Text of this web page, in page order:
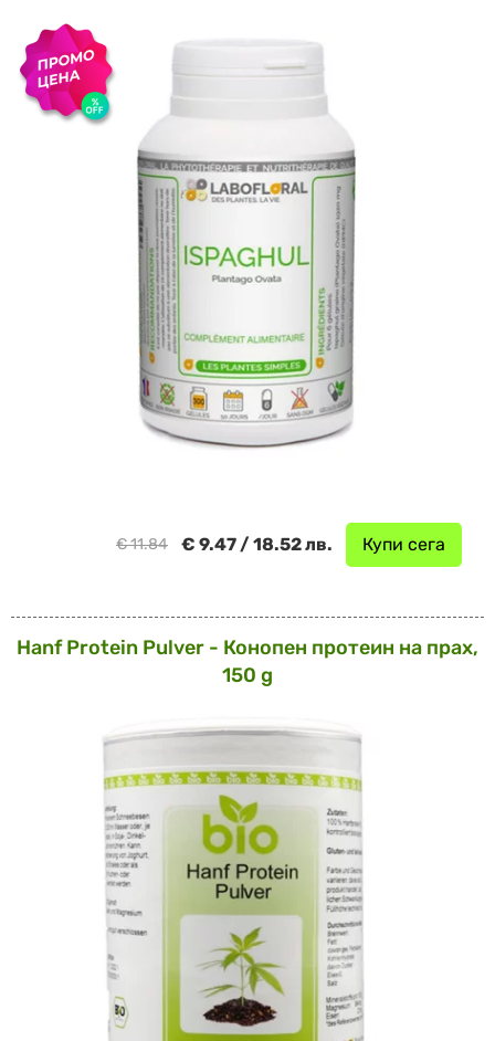
Купи сега
€ 9.47 / 18.52 лв.
€ 11.84
Hanf Protein Pulver - Конопен протеин на прах,
150 g